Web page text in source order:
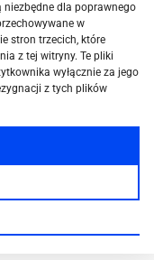
dla poprawnego
w
stron trzecich, które
z tej witryny. Te pliki
wyłącznie za jego
z tych plików